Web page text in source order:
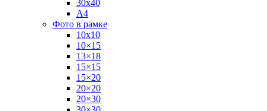
30х40
А4
Фото в рамке
10х10
10×15
13×18
15×15
15×20
20×20
20×30